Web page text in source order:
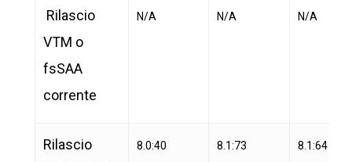
Rilascio
VTM o
fsSAA
corrente
N/A N/A N/A
Rilascio
8.0:40 8.1:73 8.1:64